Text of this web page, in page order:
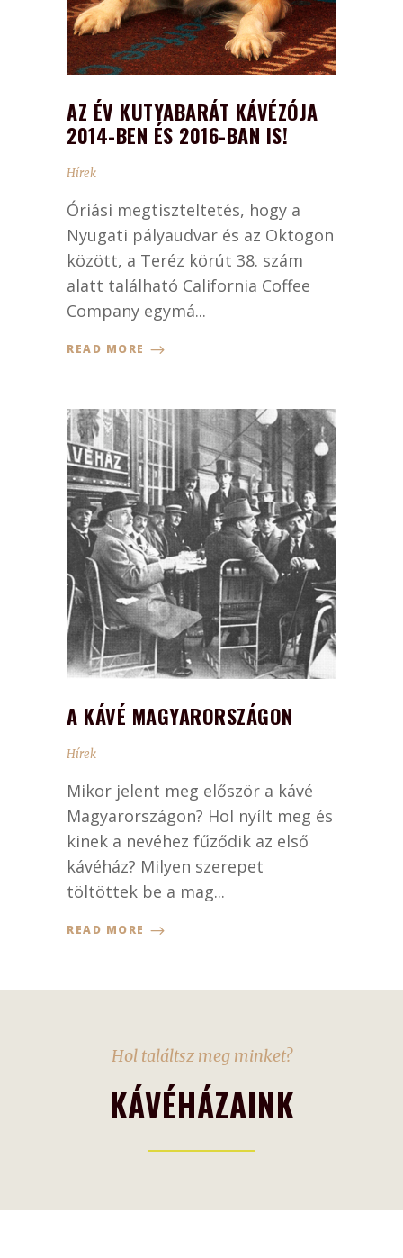
AZ ÉV KUTYABARÁT KÁVÉZÓJA
2014-BEN ÉS 2016-BAN IS!
Hírek
Óriási megtiszteltetés, hogy a
Nyugati pályaudvar és az Oktogon
között, a Teréz körút 38. szám
alatt található California Coffee
Company egymá...
READ MORE
A KÁVÉ MAGYARORSZÁGON
Hírek
Mikor jelent meg először a kávé
Magyarországon? Hol nyílt meg és
kinek a nevéhez fűződik az első
kávéház? Milyen szerepet
töltöttek be a mag...
READ MORE
Hol találtsz meg minket?
KÁVÉHÁZAINK